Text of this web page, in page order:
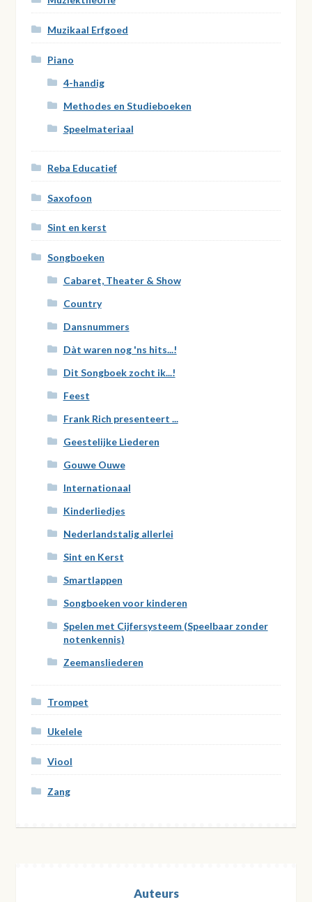
Muzikaal Erfgoed
Piano
4-handig
Methodes en Studieboeken
Speelmateriaal
Reba Educatief
Saxofoon
Sint en kerst
Songboeken
Cabaret, Theater & Show
Country
Dansnummers
Dàt waren nog 'ns hits...!
Dit Songboek zocht ik...!
Feest
Frank Rich presenteert ...
Geestelijke Liederen
Gouwe Ouwe
Internationaal
Kinderliedjes
Nederlandstalig allerlei
Sint en Kerst
Smartlappen
Songboeken voor kinderen
Spelen met Cijfersysteem (Speelbaar zonder
notenkennis)
Zeemansliederen
Trompet
Ukelele
Viool
Zang
Auteurs